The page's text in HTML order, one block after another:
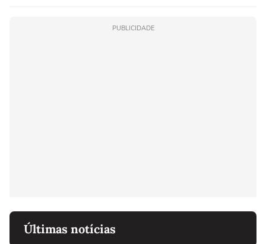
PUBLICIDADE
Últimas notícias